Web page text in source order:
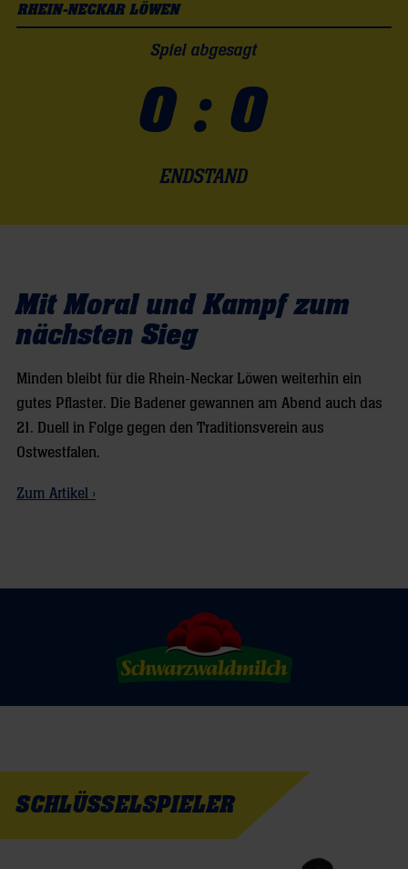
RHEIN-NECKAR LÖWEN
Spiel abgesagt
0 : 0
ENDSTAND
Mit Moral und Kampf zum
nächsten Sieg
Minden bleibt für die Rhein-Neckar Löwen weiterhin ein
gutes Pflaster. Die Badener gewannen am Abend auch das
21. Duell in Folge gegen den Traditionsverein aus
Ostwestfalen.
Zum Artikel ›
SCHLÜSSELSPIELER